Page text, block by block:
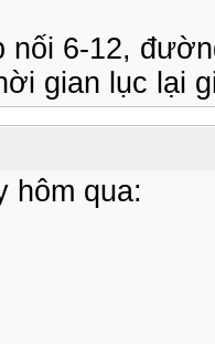
6-12,
gian lục lại
hôm qua: